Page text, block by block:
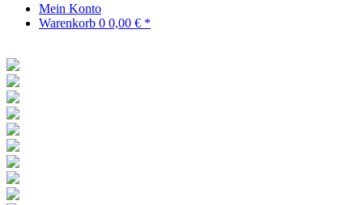
Mein Konto
Warenkorb 0 0,00 € *